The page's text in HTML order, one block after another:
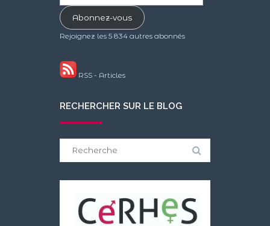
mailAbonnez-vous
Rejoignez les 5 834 autres abonnés
RSS - Articles
RECHERCHER SUR LE BLOG